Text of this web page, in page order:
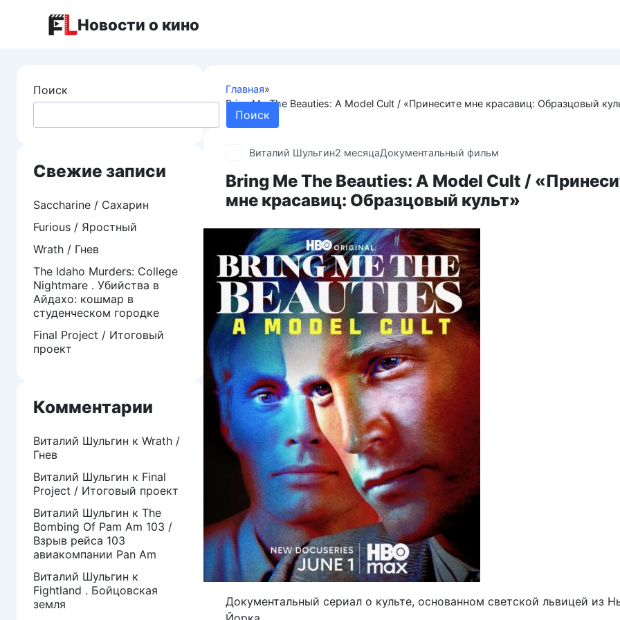
Новости о кино
Главная»
Bring Me The Beauties: A Model Cult / «Принесите мне красавиц: Образцовый
Виталий Шульгин2 месяцаДокументальный фильм
Bring Me The Beauties: A Model Cult /
мне красавиц: Образцовый культ»
Документальный сериал о культе, основанном светской львицей из
Поиск
Поиск
Свежие записи
Saccharine / Сахарин
Furious / Яростный
Wrath / Гнев
The Idaho Murders: College
Nightmare . Убийства в
Айдахо: кошмар в
студенческом городке
Final Project / Итоговый
проект
Комментарии
Виталий Шульгин к Wrath /
Гнев
Виталий Шульгин к Final
Project / Итоговый проект
Виталий Шульгин к The
Bombing Of Pam Am 103 /
Взрыв рейса 103
авиакомпании Pan Am
Виталий Шульгин к
Fightland . Бойцовская
земля